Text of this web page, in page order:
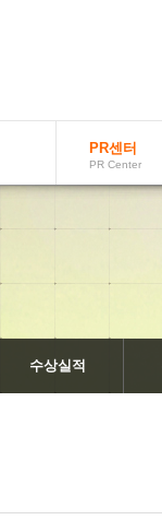
PR센터
PRCenter
수상실적